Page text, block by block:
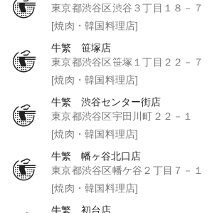
東京都渋谷区渋谷３丁目１８－７
[焼肉・韓国料理店]
牛繁 笹塚店
東京都渋谷区笹塚１丁目２２－７
[焼肉・韓国料理店]
牛繁 渋谷センター街店
東京都渋谷区宇田川町２２－１
[焼肉・韓国料理店]
牛繁 幡ヶ谷北口店
東京都渋谷区幡ケ谷２丁目７－１
[焼肉・韓国料理店]
牛繁 初台店